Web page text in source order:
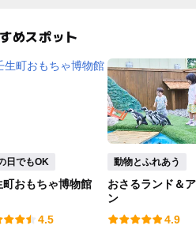
植物園・フラワーパー
ク
自然景観
めスポット
日でもOK
町おもちゃ博物館
4.5
動物とふれあう
おさるランド＆
ン
4.9